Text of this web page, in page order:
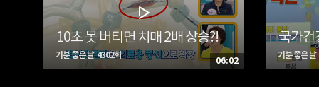
10초 못 버티면 치매 2배 상승?!
기분 좋은 날 4302회
06:02
기분 좋은